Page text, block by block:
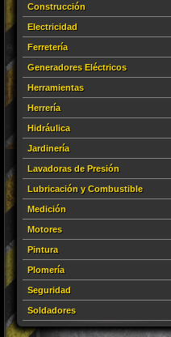
Construcción
Electricidad
Ferretería
Generadores Eléctricos
Herramientas
Herrería
Hidráulica
Jardinería
Lavadoras de Presión
Lubricación y Combustible
Medición
Motores
Pintura
Plomería
Seguridad
Soldadores